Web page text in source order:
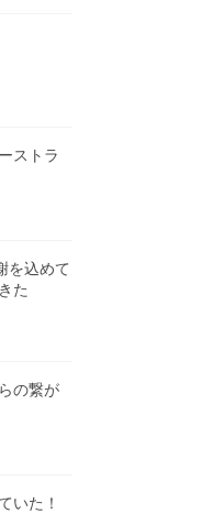
ストラ
を込めて
た
の繋が
いた！